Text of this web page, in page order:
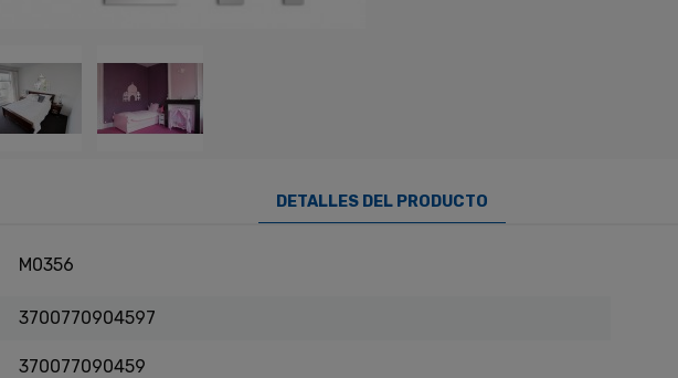
DETALLES DEL PRODUCTO
M0356
3700770904597
370077090459